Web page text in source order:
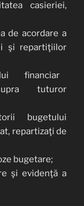
casieriei,
de acordare a
şi repartiţiilor
financiar
tuturor
bugetului
repartizaţi de
bugetare;
şi evidenţă a